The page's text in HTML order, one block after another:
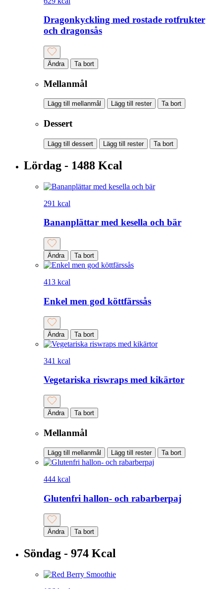
Dragonkyckling med rostade rotfrukter
och dragonsås
Ändra Ta bort
Mellanmål
Lägg till mellanmål Lägg till rester Ta bort
Dessert
Lägg till dessert Lägg till rester Ta bort
Lördag - 1488 Kcal
291 kcal
Bananplättar med kesella och bär
Ändra Ta bort
413 kcal
Enkel men god köttfärssås
Ändra Ta bort
341 kcal
Vegetariska riswraps med kikärtor
Ändra Ta bort
Mellanmål
Lägg till mellanmål Lägg till rester Ta bort
444 kcal
Glutenfri hallon- och rabarberpaj
Ändra Ta bort
Söndag - 974 Kcal